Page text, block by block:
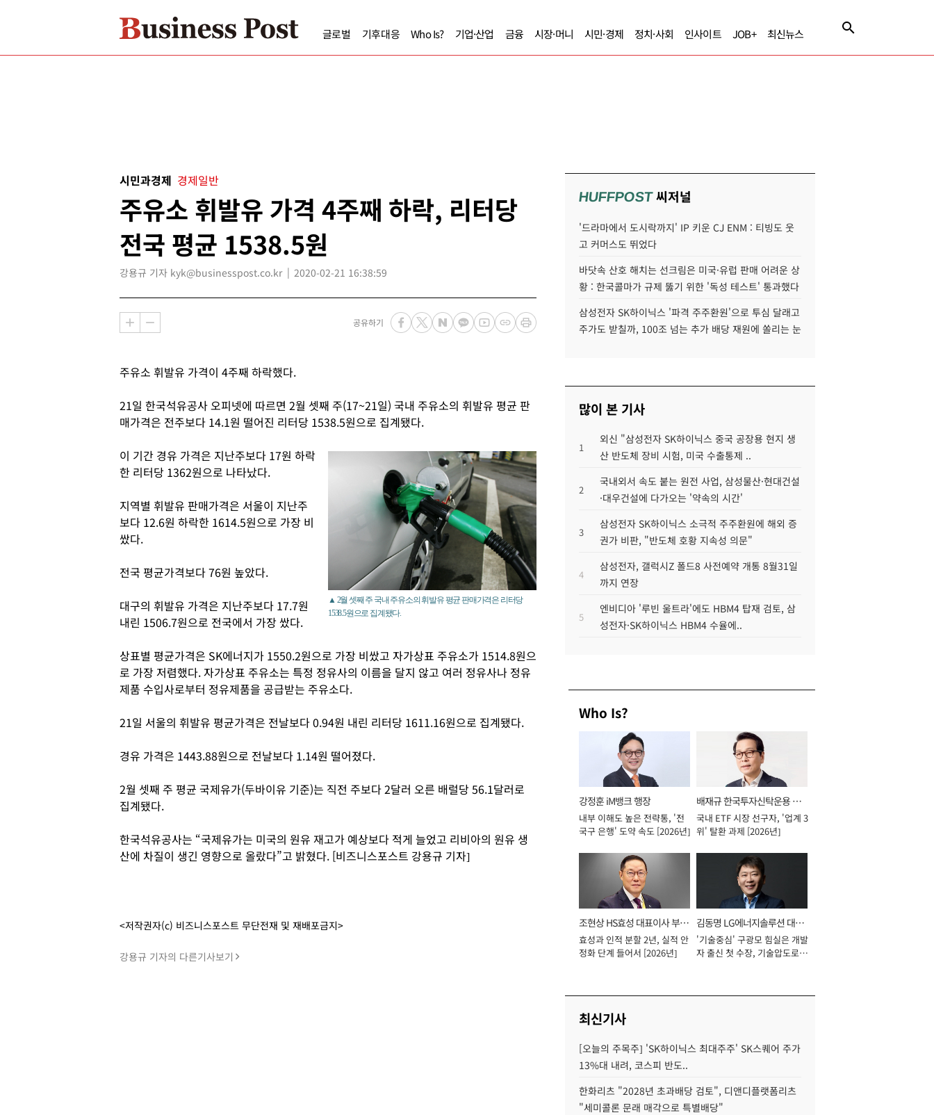
글로벌 기후대응 Who Is? 기업·산업 금융 시장·머니 시민·경제 정치·사회 인사이트 JOB+ 최신뉴스
시민과경제 경제일반
주유소 휘발유 가격 4주째 하락, 리터당
전국 평균 1538.5원
강용규 기자 kyk@businesspost.co.kr 2020-02-21 16:38:59
공유하기
주유소 휘발유 가격이 4주째 하락했다.
21일 한국석유공사 오피넷에 따르면 2월 셋째 주(17~21일) 국내 주유소의 휘발유 평균 판
매가격은 전주보다 14.1원 떨어진 리터당 1538.5원으로 집계됐다.
▲ 2월 셋째 주 국내 주유소의 휘발유 평균 판매가격은 리터당
1538.5원으로 집계됐다.
이 기간 경유 가격은 지난주보다 17원 하락
한 리터당 1362원으로 나타났다.
지역별 휘발유 판매가격은 서울이 지난주
보다 12.6원 하락한 1614.5원으로 가장 비
쌌다.
전국 평균가격보다 76원 높았다.
대구의 휘발유 가격은 지난주보다 17.7원
내린 1506.7원으로 전국에서 가장 쌌다.
상표별 평균가격은 SK에너지가 1550.2원으로 가장 비쌌고 자가상표 주유소가 1514.8원으
로 가장 저렴했다. 자가상표 주유소는 특정 정유사의 이름을 달지 않고 여러 정유사나 정유
제품 수입사로부터 정유제품을 공급받는 주유소다.
21일 서울의 휘발유 평균가격은 전날보다 0.94원 내린 리터당 1611.16원으로 집계됐다.
경유 가격은 1443.88원으로 전날보다 1.14원 떨어졌다.
2월 셋째 주 평균 국제유가(두바이유 기준)는 직전 주보다 2달러 오른 배럴당 56.1달러로
집계됐다.
한국석유공사는 “국제유가는 미국의 원유 재고가 예상보다 적게 늘었고 리비아의 원유 생
산에 차질이 생긴 영향으로 올랐다”고 밝혔다. [비즈니스포스트 강용규 기자]
<저작권자(c) 비즈니스포스트 무단전재 및 재배포금지>
강용규 기자의 다른기사보기
HUFFPOST씨저널
'드라마에서 도시락까지' IP 키운 CJ ENM : 티빙도 웃
고 커머스도 뛰었다
바닷속 산호 해치는 선크림은 미국·유럽 판매 어려운 상
황 : 한국콜마가 규제 뚫기 위한 '독성 테스트' 통과했다
삼성전자 SK하이닉스 '파격 주주환원'으로 투심 달래고
주가도 받칠까, 100조 넘는 추가 배당 재원에 쏠리는 눈
많이 본 기사
1
외신 "삼성전자 SK하이닉스 중국 공장용 현지 생
산 반도체 장비 시험, 미국 수출통제 ..
2
국내외서 속도 붙는 원전 사업, 삼성물산·현대건설
·대우건설에 다가오는 '약속의 시간'
3
삼성전자 SK하이닉스 소극적 주주환원에 해외 증
권가 비판, "반도체 호황 지속성 의문"
4
삼성전자, 갤럭시Z 폴드8 사전예약 개통 8월31일
까지 연장
5
엔비디아 '루빈 울트라'에도 HBM4 탑재 검토, 삼
성전자·SK하이닉스 HBM4 수율에..
Who Is?
강정훈 iM뱅크 행장
내부 이해도 높은 전략통, '전
국구 은행' 도약 속도 [2026년]
배재규 한국투자신탁운용 대
표이사 사장
국내 ETF 시장 선구자, '업계 3
위' 탈환 과제 [2026년]
조현상 HS효성 대표이사 부회
장
효성과 인적 분할 2년, 실적 안
정화 단계 들어서 [2026년]
김동명 LG에너지솔루션 대표
이사 사장
'기술중심' 구광모 힘실은 개발
자 출신 첫 수장, 기술압도로
최신기사
[오늘의 주목주] 'SK하이닉스 최대주주' SK스퀘어 주가
13%대 내려, 코스피 반도..
한화리츠 "2028년 초과배당 검토", 디앤디플랫폼리츠
"세미콜론 문래 매각으로 특별배당"